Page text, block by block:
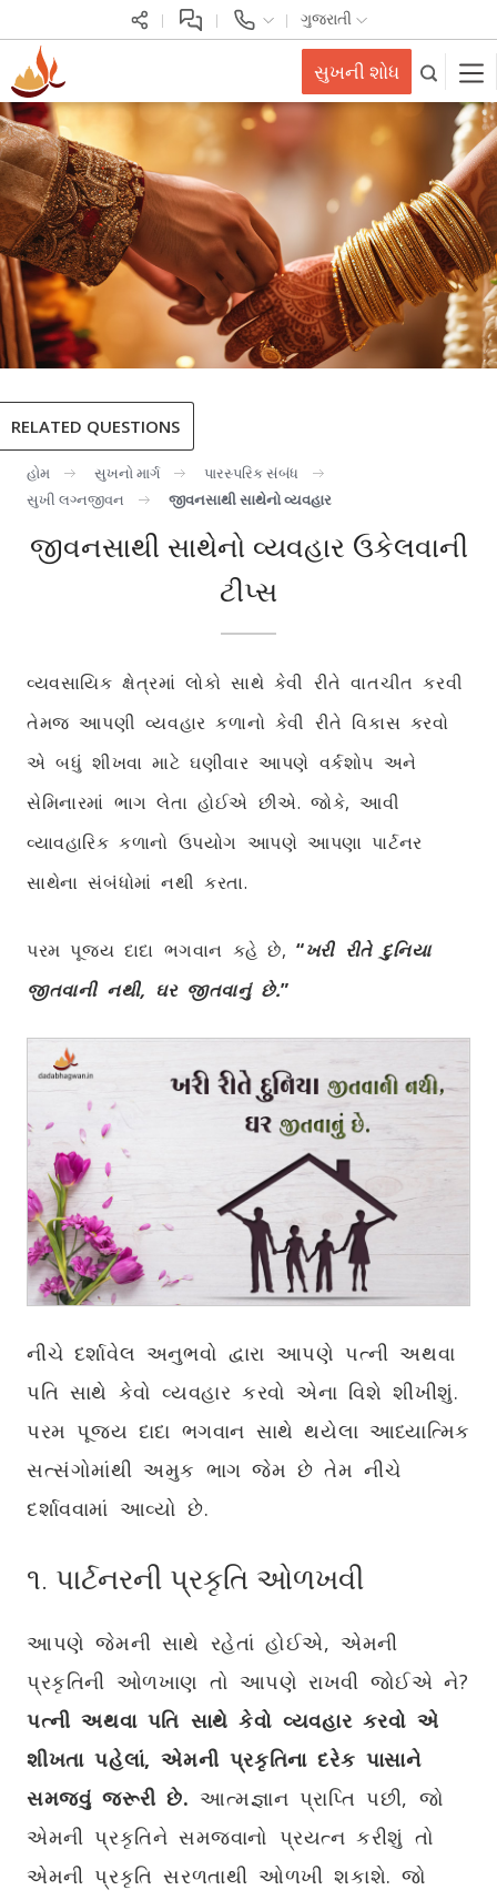
ગુજરાતી
સુખની શોધ
RELATED QUESTIONS
હોમ સુખનો માર્ગ
પારસ્પરિક સંબંધ
સુખી લગ્નજીવન
જીવનસાથી સાથેનો વ્યવહાર
જીવનસાથી સાથેનો વ્યવહાર ઉકેલવાની
ટીપ્સ
વ્યવસાયિક ક્ષેત્રમાં લોકો સાથે કેવી રીતે વાતચીત કરવી
તેમજ આપણી વ્યવહાર કળાનો કેવી રીતે વિકાસ કરવો
એ બધું શીખવા માટે ઘણીવાર આપણે વર્કશોપ અને
સેમિનારમાં ભાગ લેતા હોઈએ છીએ. જોકે, આવી
વ્યાવહારિક કળાનો ઉપયોગ આપણે આપણા પાર્ટનર
સાથેના સંબંધોમાં નથી કરતા.
પરમ પૂજ્ય દાદા ભગવાન કહે છે, “ખરી રીતે દુનિયા
જીતવાની નથી, ઘર જીતવાનું છે.”
નીચે દર્શાવેલ અનુભવો દ્વારા આપણે પત્ની અથવા
પતિ સાથે કેવો વ્યવહાર કરવો એના વિશે શીખીશું.
પરમ પૂજ્ય દાદા ભગવાન સાથે થયેલા આધ્યાત્મિક
સત્સંગોમાંથી અમુક ભાગ જેમ છે તેમ નીચે
દર્શાવવામાં આવ્યો છે.
૧. પાર્ટનરની પ્રકૃતિ ઓળખવી
આપણે જેમની સાથે રહેતાં હોઈએ, એમની
પ્રકૃતિની ઓળખાણ તો આપણે રાખવી જોઈએ ને?
પત્ની અથવા પતિ સાથે કેવો વ્યવહાર કરવો એ
શીખતા પહેલાં, એમની પ્રકૃતિના દરેક પાસાને
સમજવું જરૂરી છે. આત્મજ્ઞાન પ્રાપ્તિ પછી, જો
એમની પ્રકૃતિને સમજવાનો પ્રયત્ન કરીશું તો
એમની પ્રકૃતિ સરળતાથી ઓળખી શકાશે. જો